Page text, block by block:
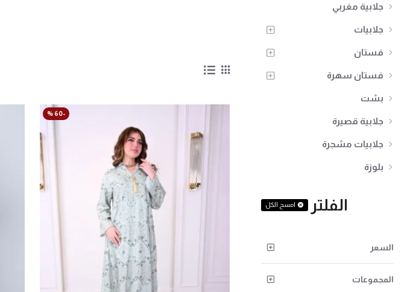
جلابية مغربي
جلابيات
فستان
فستان سهرة
بشت
جلابية قصيرة
جلابيات مشجرة
بلوزة
الفلتر امسح الكل
السعر
المجموعات
-60 %